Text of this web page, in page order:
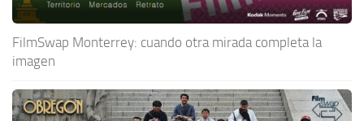
FilmSwap Monterrey: cuando otra mirada completa la
imagen